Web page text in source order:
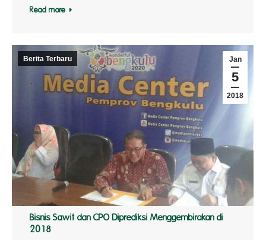
Read more
Jan
5
2018
Berita Terbaru
Bisnis Sawit dan CPO Diprediksi Menggembirakan di
2018